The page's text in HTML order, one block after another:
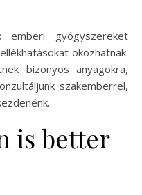
emberi gyógyszereket
okozhatnak.
bizonyos anyagokra,
szakemberrel,
is better